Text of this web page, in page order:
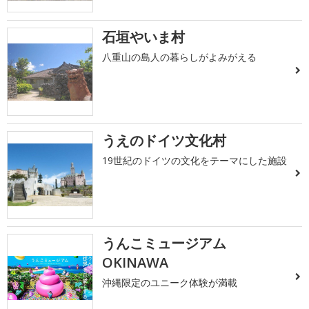
石垣やいま村
八重山の島人の暮らしがよみがえる
うえのドイツ文化村
19世紀のドイツの文化をテーマにした施設
うんこミュージアム
OKINAWA
沖縄限定のユニーク体験が満載